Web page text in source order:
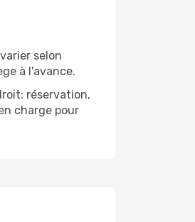
selon
à l'avance.
réservation,
charge pour